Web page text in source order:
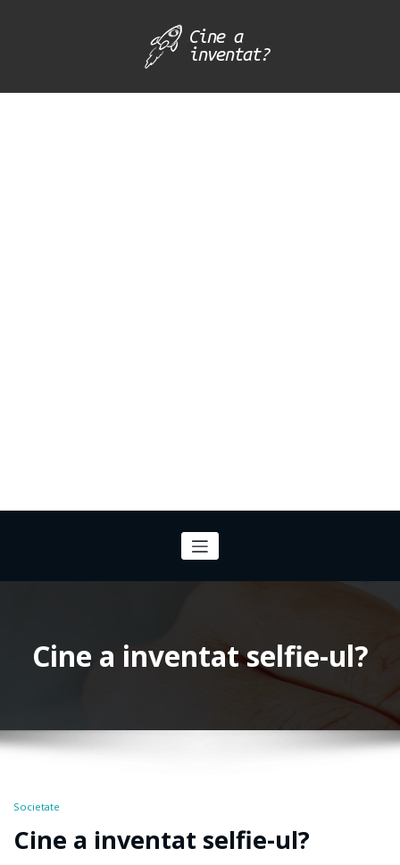
Cine a inventat selfie-ul?
Societate
Cine a inventat selfie-ul?